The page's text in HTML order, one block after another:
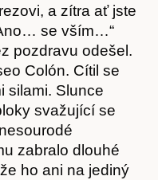
a zítra ať jste
se vším…“
pozdravu odešel.
Colón. Cítil se
silami. Slunce
svažující se
zabralo dlouhé
ho ani na jediný